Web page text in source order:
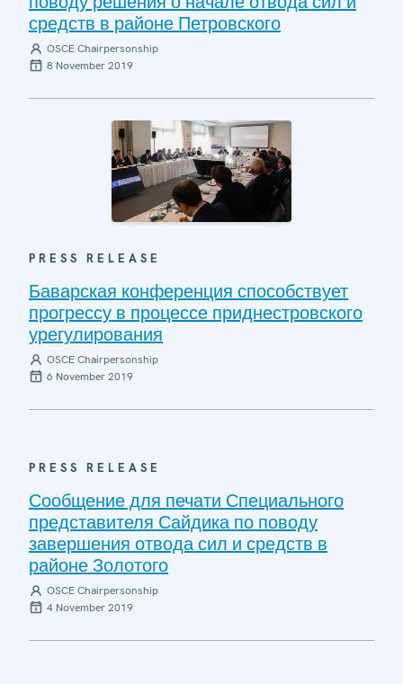
средств в районе Петровского
OSCE Chairpersonship
8 November 2019
PRESS RELEASE
Баварская конференция способствует
прогрессу в процессе приднестровского
урегулирования
OSCE Chairpersonship
6 November 2019
PRESS RELEASE
Сообщение для печати Специального
представителя Сайдика по поводу
завершения отвода сил и средств в
районе Золотого
OSCE Chairpersonship
4 November 2019